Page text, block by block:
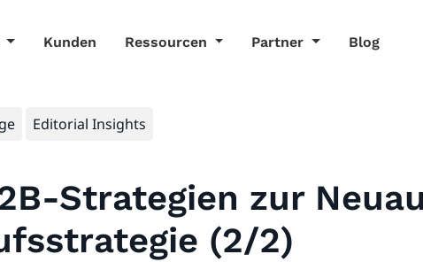
Kunden Ressourcen Partner Blog
Editorial Insights
Strategien zur
(2/2)